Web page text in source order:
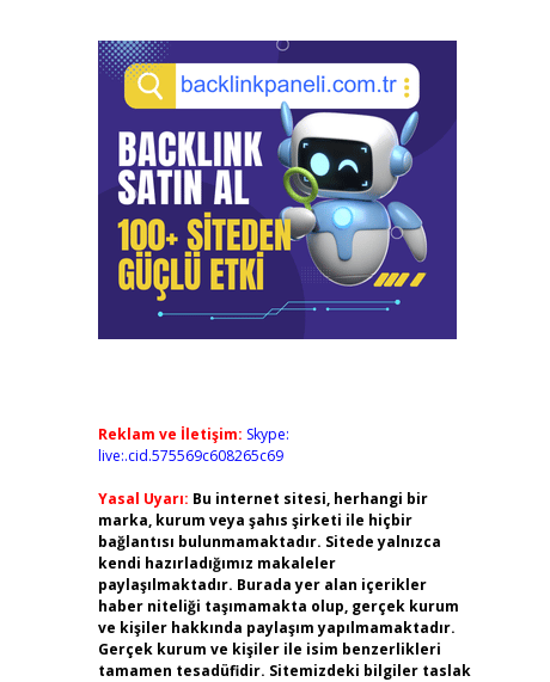
Reklam ve İletişim: Skype:
live:.cid.575569c608265c69
Yasal Uyarı: Bu internet sitesi, herhangi bir
marka, kurum veya şahıs şirketi ile hiçbir
bağlantısı bulunmamaktadır. Sitede yalnızca
kendi hazırladığımız makaleler
paylaşılmaktadır. Burada yer alan içerikler
haber niteliği taşımamakta olup, gerçek kurum
ve kişiler hakkında paylaşım yapılmamaktadır.
Gerçek kurum ve kişiler ile isim benzerlikleri
tamamen tesadüfidir. Sitemizdeki bilgiler taslak